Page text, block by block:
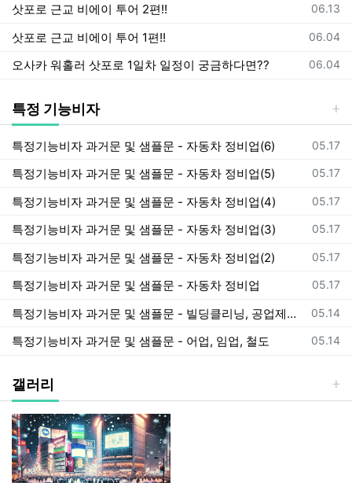
등록일
06.13
삿포로 근교 비에이 투어 2편!!
등록일
06.04
삿포로 근교 비에이 투어 1편!!
등록일
06.04
오사카 워홀러 삿포로 1일차 일정이 궁금하다면??
특정 기능비자
등록일
05.17
특정기능비자 과거문 및 샘플문 - 자동차 정비업(6)
등록일
05.17
특정기능비자 과거문 및 샘플문 - 자동차 정비업(5)
등록일
05.17
특정기능비자 과거문 및 샘플문 - 자동차 정비업(4)
등록일
05.17
특정기능비자 과거문 및 샘플문 - 자동차 정비업(3)
등록일
05.17
특정기능비자 과거문 및 샘플문 - 자동차 정비업(2)
등록일
05.17
특정기능비자 과거문 및 샘플문 - 자동차 정비업
등록일
05.14
특정기능비자 과거문 및 샘플문 - 빌딩클리닝, 공업제품 제조업, 항공
등록일
05.14
특정기능비자 과거문 및 샘플문 - 어업, 임업, 철도
갤러리